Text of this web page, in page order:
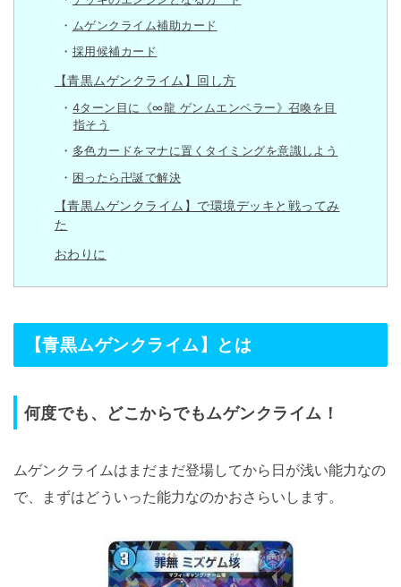
ムゲンクライム補助カード
採用候補カード
【青黒ムゲンクライム】回し方
4ターン目に《∞龍 ゲンムエンペラー》召喚を目
指そう
多色カードをマナに置くタイミングを意識しよう
困ったら卍誕で解決
【青黒ムゲンクライム】で環境デッキと戦ってみ
た
おわりに
【青黒ムゲンクライム】とは
何度でも、どこからでもムゲンクライム！
ムゲンクライムはまだまだ登場してから日が浅い能力なの
で、まずはどういった能力なのかおさらいします。